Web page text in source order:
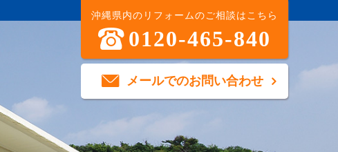
沖縄県内のリフォームのご相談はこちら
0120-465-840
メールでのお問い合わせ